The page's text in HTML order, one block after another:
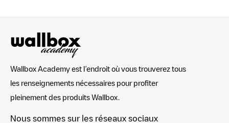
Wallbox Academy est l’endroit où vous trouverez tous
les renseignements nécessaires pour profiter
pleinement des produits Wallbox.
Nous sommes sur les réseaux sociaux